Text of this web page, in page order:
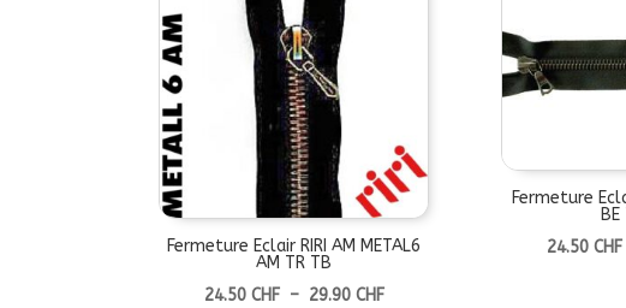
Fermeture Eclair RIRI AM METAL6
AM TR TB
24.50 CHF – 29.90 CHFPlage
Fermeture
24.50 CHF